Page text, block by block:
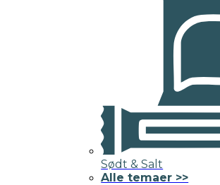
Sødt & Salt
Alle temaer >>